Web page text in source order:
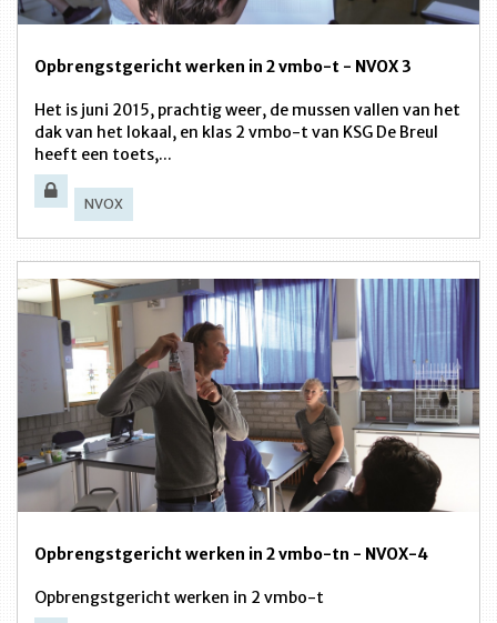
Opbrengstgericht werken in 2 vmbo-t - NVOX 3
Het is juni 2015, prachtig weer, de mussen vallen van het
dak van het lokaal, en klas 2 vmbo-t van KSG De Breul
heeft een toets,...
NVOX
Opbrengstgericht werken in 2 vmbo-tn - NVOX-4
Opbrengstgericht werken in 2 vmbo-t